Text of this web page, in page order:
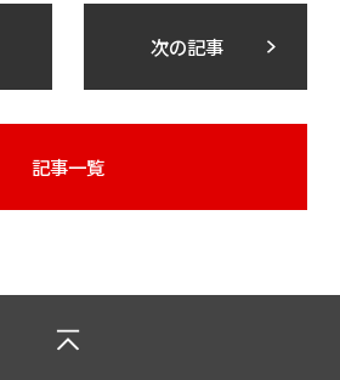
次の記事
記事一覧